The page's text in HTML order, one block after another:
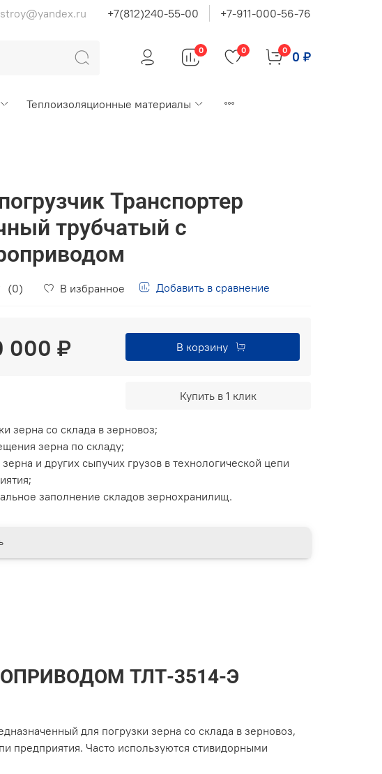
+7(812)240-55-00 +7-911-000-56-76
0 0 0 0 ₽
Теплоизоляционные материалы
Транспортер
трубчатый с
(0) В избранное Добавить в сравнение
000 ₽ В корзину
Купить в 1 клик
зерна со склада в зерновоз;
зерна по складу;
и других сыпучих грузов в технологической цепи
заполнение складов зернохранилищ.
ТЛТ-3514-Э
для погрузки зерна со склада в зерновоз,
предприятия. Часто используются стивидорными